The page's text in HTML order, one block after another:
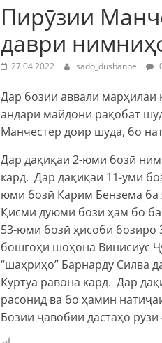
Пирӯзии
даври
27.04.2022 sado_dushanbe
Дар бозии аввали марҳилаи
андари майдони рақобат
Манчестер доир шуда, бо
Дар дақиқаи 2-юми бозӣ
кард. Дар дақиқаи 11-уми
юми бозӣ Карим Бензема ба
Қисми дуюми бозӣ ҳам бо
53-юми бозӣ ҳисоби бозиро
бошгоҳи шоҳона Винисиус
“шаҳриҳо” Барнарду Силва
Куртуа равона кард. Дар
расонид ва бо ҳамин
Бозии ҷавобии дастаҳо